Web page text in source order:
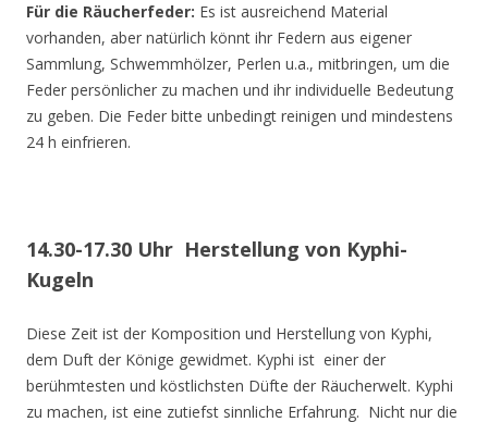
Für die Räucherfeder: Es ist ausreichend Material
vorhanden, aber natürlich könnt ihr Federn aus eigener
Sammlung, Schwemmhölzer, Perlen u.a., mitbringen, um die
Feder persönlicher zu machen und ihr individuelle Bedeutung
zu geben. Die Feder bitte unbedingt reinigen und mindestens
24 h einfrieren.
14.30-17.30 Uhr Herstellung von Kyphi-
Kugeln
Diese Zeit ist der Komposition und Herstellung von Kyphi,
dem Duft der Könige gewidmet. Kyphi ist einer der
berühmtesten und köstlichsten Düfte der Räucherwelt. Kyphi
zu machen, ist eine zutiefst sinnliche Erfahrung. Nicht nur die